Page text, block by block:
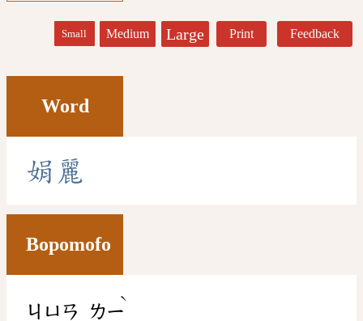
Small Medium Large Print Feedback
Word
娟 麗
Bopomofo
ㄐㄩㄢ ㄌㄧ
ˋ